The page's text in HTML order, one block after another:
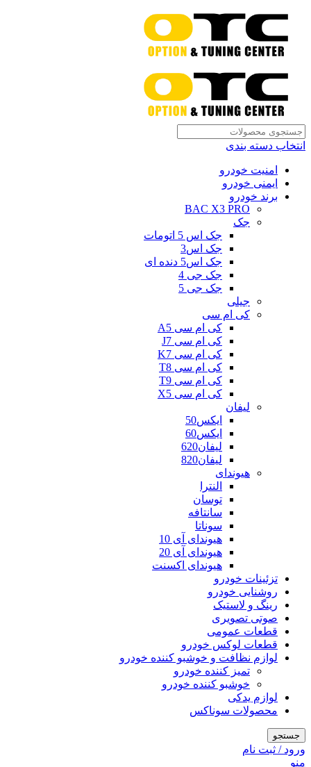
انتخاب دسته بندی
امنیت خودرو
ایمنی خودرو
برند خودرو
BAC X3 PRO
جک
جک اس 5 اتومات
جک اس3
جک اس5 دنده ای
جک جی 4
جک جی 5
جیلی
کی ام سی
کی ام سی A5
کی ام سی J7
کی ام سی K7
کی ام سی T8
کی ام سی T9
کی ام سی X5
لیفان
ایکس50
ایکس60
لیفان620
لیفان820
هیوندای
النترا
توسان
سانتافه
سوناتا
هیوندای آی 10
هیوندای آی 20
هیوندای اکسنت
تزئینات خودرو
روشنایی خودرو
رینگ و لاستیک
صوتی تصویری
قطعات عمومی
قطعات لوکس خودرو
لوازم نظافت و خوشبو کننده خودرو
تمیز کننده خودرو
خوشبو کننده خودرو
لوازم یدکی
محصولات سوناکس
جستجو
ورود / ثبت نام
منو